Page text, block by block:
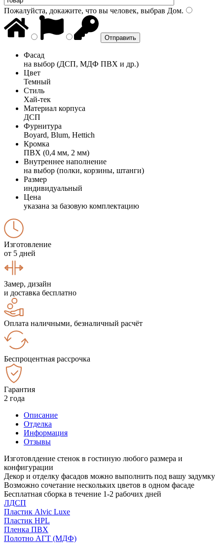
Пожалуйста, докажите, что вы человек, выбрав Дом.
Фасад
на выбор (ДСП, МДФ ПВХ и др.)
Цвет
Темный
Стиль
Хай-тек
Материал корпуса
ДСП
Фурнитура
Boyard, Blum, Hettich
Кромка
ПВХ (0,4 мм, 2 мм)
Внутреннее наполнение
на выбор (полки, корзины, штанги)
Размер
индивидуальный
Цена
указана за базовую комплектацию
Изготовление
от 5 дней
Замер, дизайн
и доставка бесплатно
Оплата наличными, безналичный расчёт
Беспроцентная рассрочка
Гарантия
2 года
Описание
Отделка
Информация
Отзывы
Изготовлдение стенок в гостиную любого размера и
конфигурации
Декор и отделку фасадов можно выполнить под вашу задумку
Возможно сочетание нескольких цветов в одном фасаде
Бесплатная сборка в течение 1-2 рабочих дней
ЛДСП
Пластик Alvic Luxe
Пластик HPL
Пленка ПВХ
Полотно АГТ (МДФ)